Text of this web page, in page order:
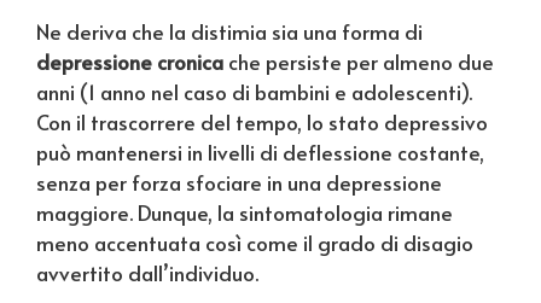
Ne deriva che la distimia sia una forma di
depressione cronica che persiste per almeno due
anni (1 anno nel caso di bambini e adolescenti).
Con il trascorrere del tempo, lo stato depressivo
può mantenersi in livelli di deflessione costante,
senza per forza sfociare in una depressione
maggiore. Dunque, la sintomatologia rimane
meno accentuata così come il grado di disagio
avvertito dall’individuo.